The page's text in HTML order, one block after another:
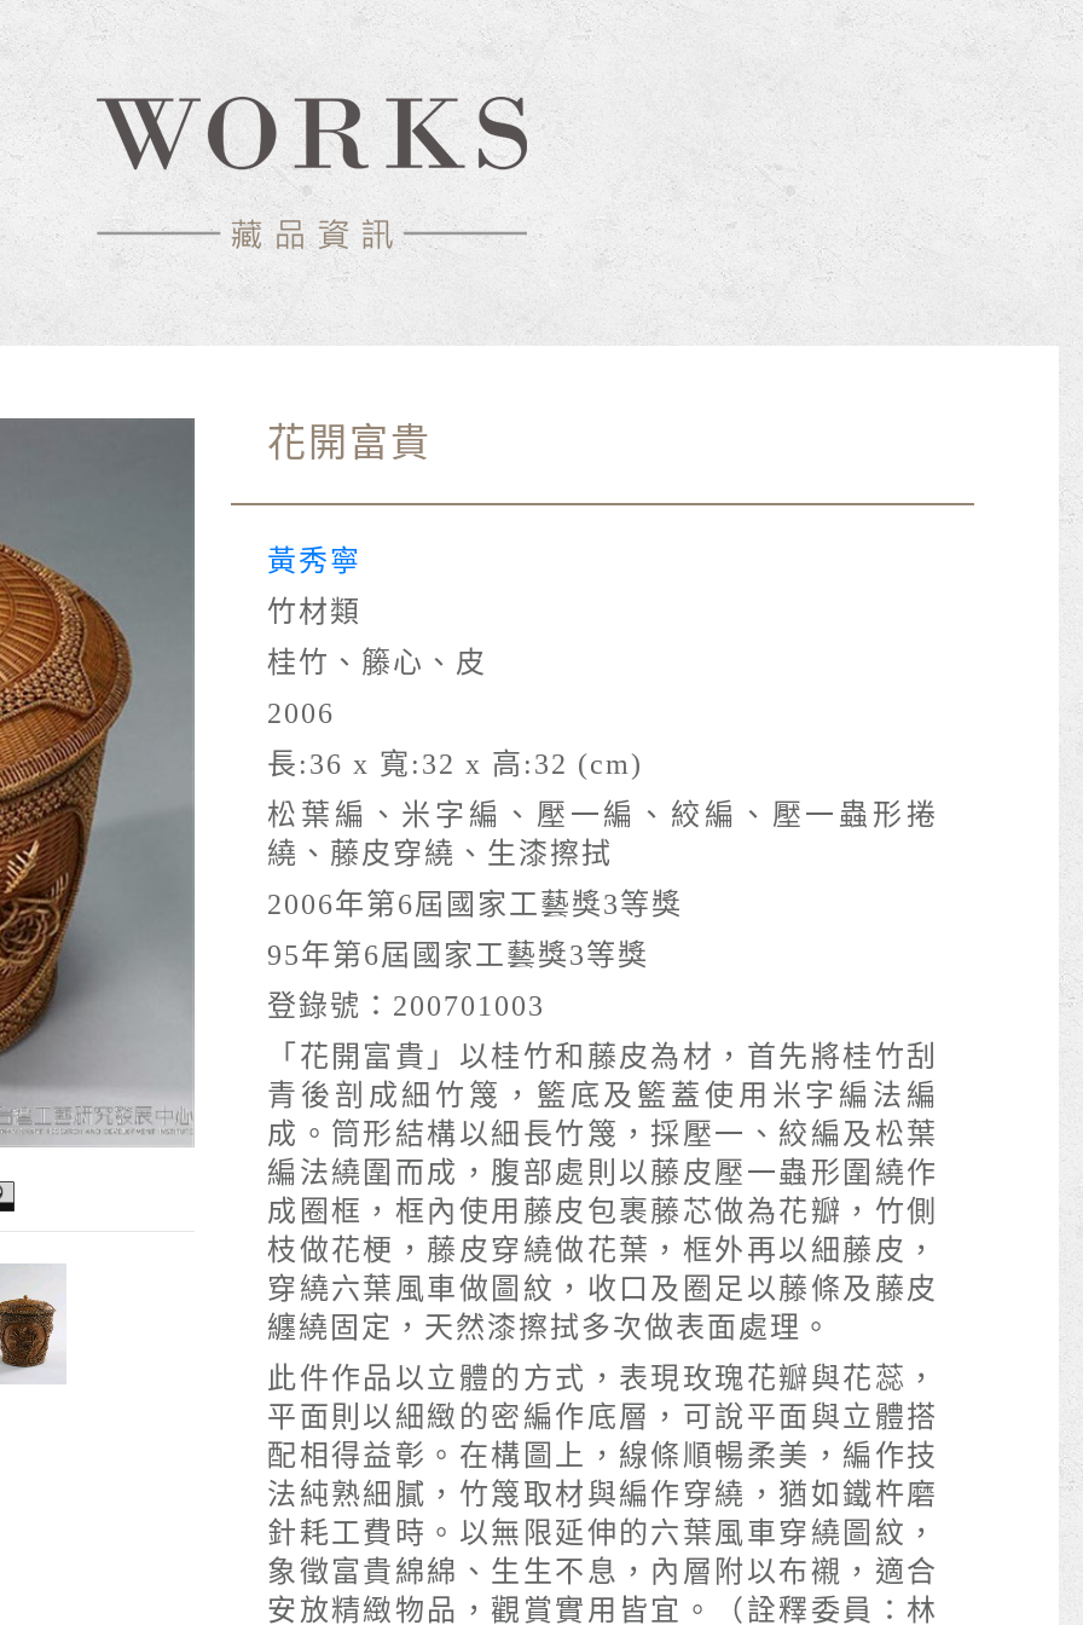
心-典藏網
花開富貴
黃秀寧
竹材類
桂竹、籐心、皮
2006
長:36 x 寬:32 x 高:32 (cm)
松葉編、米字編、壓一編、絞編、壓一蟲形捲
繞、藤皮穿繞、生漆擦拭
2006年第6屆國家工藝獎3等獎
95年第6屆國家工藝獎3等獎
登錄號：200701003
「花開富貴」以桂竹和藤皮為材，首先將桂竹刮
青後剖成細竹篾，籃底及籃蓋使用米字編法編
成。筒形結構以細長竹篾，採壓一、絞編及松葉
編法繞圍而成，腹部處則以藤皮壓一蟲形圍繞作
成圈框，框內使用藤皮包裹藤芯做為花瓣，竹側
枝做花梗，藤皮穿繞做花葉，框外再以細藤皮，
穿繞六葉風車做圖紋，收口及圈足以藤條及藤皮
纏繞固定，天然漆擦拭多次做表面處理。
此件作品以立體的方式，表現玫瑰花瓣與花蕊，
平面則以細緻的密編作底層，可說平面與立體搭
配相得益彰。在構圖上，線條順暢柔美，編作技
法純熟細膩，竹篾取材與編作穿繞，猶如鐵杵磨
針耗工費時。以無限延伸的六葉風車穿繞圖紋，
象徵富貴綿綿、生生不息，內層附以布襯，適合
安放精緻物品，觀賞實用皆宜。（詮釋委員：林